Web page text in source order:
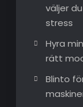
väljer
stress
Hyra
rätt
Blinto